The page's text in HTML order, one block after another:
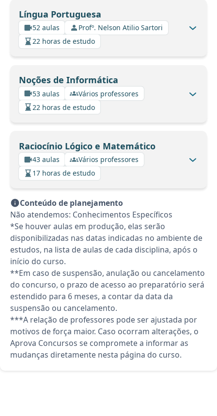
Língua Portuguesa
52 aulas
Profº. Nelson Atilio Sartori
22 horas de estudo
Noções de Informática
53 aulas
Vários professores
22 horas de estudo
Raciocínio Lógico e Matemático
43 aulas
Vários professores
17 horas de estudo
Conteúdo de planejamento
Não atendemos: Conhecimentos Específicos
*Se houver aulas em produção, elas serão
disponibilizadas nas datas indicadas no ambiente de
estudos, na lista de aulas de cada disciplina, após o
início do curso.
**Em caso de suspensão, anulação ou cancelamento
do concurso, o prazo de acesso ao preparatório será
estendido para 6 meses, a contar da data da
suspensão ou cancelamento.
***A relação de professores pode ser ajustada por
motivos de força maior. Caso ocorram alterações, o
Aprova Concursos se compromete a informar as
mudanças diretamente nesta página do curso.